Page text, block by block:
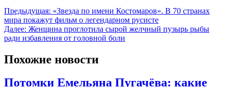
Предыдущая: «Звезда по имени Костомаров». В 70 странах
мира покажут фильм о легендарном русисте
Далее: Женщина проглотила сырой желчный пузырь рыбы
ради избавления от головной боли
Похожие новости
Потомки Емельяна Пугачёва: какие